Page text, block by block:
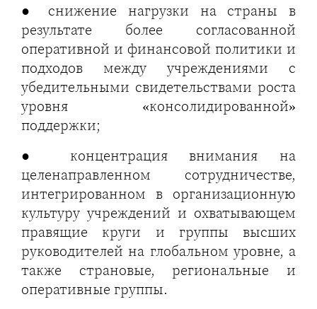
● снижение нагрузки на страны в
результате более согласованной
оперативной и финансовой политики и
подходов между учреждениями с
убедительными свидетельствами роста
уровня «консолидированной»
поддержки;
● концентрация внимания на
целенаправленном сотрудничестве,
интегрированном в организационную
культуру учреждений и охватывающем
правящие круги и группы высших
руководителей на глобальном уровне, а
также страновые, региональные и
оперативные группы.